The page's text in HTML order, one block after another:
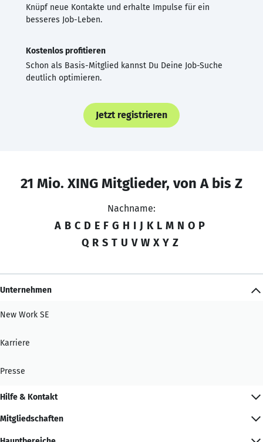
Knüpf neue Kontakte und erhalte Impulse für ein
besseres Job-Leben.
Kostenlos profitieren
Schon als Basis-Mitglied kannst Du Deine Job-Suche
deutlich optimieren.
Jetzt registrieren
21 Mio. XING Mitglieder, von A bis Z
Nachname:
A B C D E F G H I J K L M N O P
Q R S T U V W X Y Z
Unternehmen
New Work SE
Karriere
Presse
Hilfe & Kontakt
Mitgliedschaften